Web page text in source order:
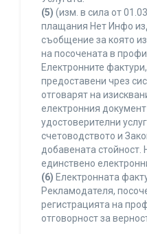
(5) (изм. в сила от
плащания Нет Инфо
съобщение за която
на посочената в
Електронните
предоставени чрез
отговарят на
електронния
удостоверителни
счетоводството и
добавената стойност.
единствено
(6) Електронната
Рекламодателя,
регистрацията на
отговорност за